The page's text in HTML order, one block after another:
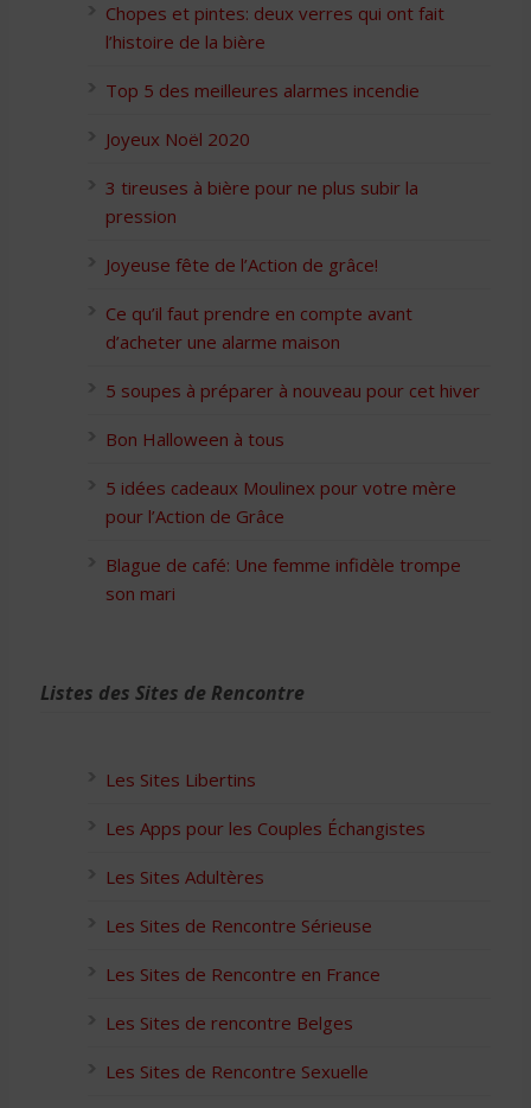
Chopes et pintes: deux verres qui ont fait
l’histoire de la bière
Top 5 des meilleures alarmes incendie
Joyeux Noël 2020
3 tireuses à bière pour ne plus subir la
pression
Joyeuse fête de l’Action de grâce!
Ce qu’il faut prendre en compte avant
d’acheter une alarme maison
5 soupes à préparer à nouveau pour cet hiver
Bon Halloween à tous
5 idées cadeaux Moulinex pour votre mère
pour l’Action de Grâce
Blague de café: Une femme infidèle trompe
son mari
Listes des Sites de Rencontre
Les Sites Libertins
Les Apps pour les Couples Échangistes
Les Sites Adultères
Les Sites de Rencontre Sérieuse
Les Sites de Rencontre en France
Les Sites de rencontre Belges
Les Sites de Rencontre Sexuelle